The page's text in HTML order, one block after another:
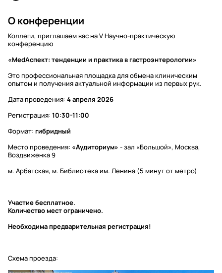
О конференции
Коллеги, приглашаем вас на V Научно-практическую
конференцию
«MedАспект: тенденции и практика в гастроэнтерологии»
Это профессиональная площадка для обмена клиническим
опытом и получения актуальной информации из первых рук.
Дата проведения: 4 апреля 2026
Регистрация: 10:30-11:00
Формат: гибридный
Место проведения: «Аудиториум» - зал «Большой», Москва,
Воздвиженка 9
м. Арбатская, м. Библиотека им. Ленина (5 минут от метро)
Участие бесплатное.
Количество мест ограничено.
Необходима предварительная регистрация!
Схема проезда: